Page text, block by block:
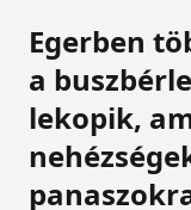
Egerben
a
lekopik,